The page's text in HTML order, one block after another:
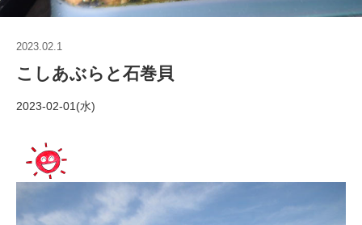
2023.02.1
こしあぶらと石巻貝
2023-02-01(水)